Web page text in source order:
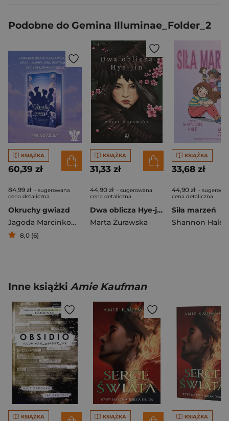
Podobne do Gemina Illuminae_Folder_2
KSIĄŻKA
60,39 zł
84,99 zł - sugerowana
cena detaliczna
Okruchy gwiazd
Jagoda Marcinkowska
8,0 (6)
KSIĄŻKA
31,33 zł
44,90 zł - sugerowana
cena detaliczna
Dwa oblicza Hye-jin
Marta Żurawska
KSIĄŻKA
33,68 zł
44,90 zł -
cena detaliczna
Siła marzeń
Shannon Hale
Inne książki Amie Kaufman
KSIĄŻKA KSIĄŻKA KSIĄŻKA